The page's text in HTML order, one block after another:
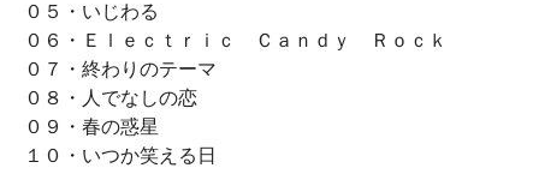
０５・いじわる
０６・Ｅｌｅｃｔｒｉｃ Ｃａｎｄｙ Ｒｏｃｋ
０７・終わりのテーマ
０８・人でなしの恋
０９・春の惑星
１０・いつか笑える日